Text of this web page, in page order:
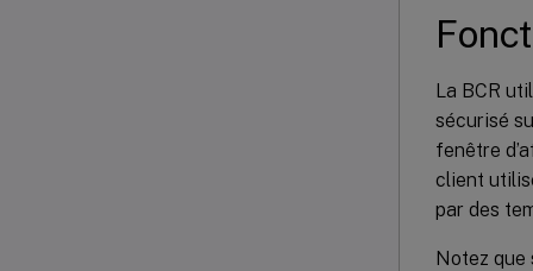
La BCR
sécurisé
fenêtre
client
par des
Notez que